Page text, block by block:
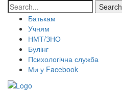
Search
Батькам
Учням
НМТ/ЗНО
Булінг
Психологічна служба
Ми у Facebook